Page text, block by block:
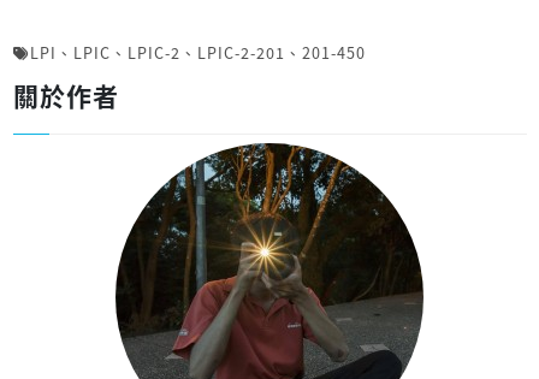
LPI 、 LPIC 、 LPIC-2 、 LPIC-2-201 、 201-450
關於作者